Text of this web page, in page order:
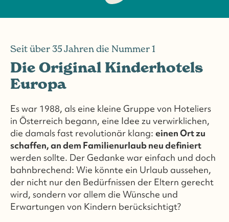
Seit über 35 Jahren die Nummer 1
Die Original Kinderhotels
Europa
Es war 1988, als eine kleine Gruppe von Hoteliers
in Österreich begann, eine Idee zu verwirklichen,
die damals fast revolutionär klang: einen Ort zu
schaffen, an dem Familienurlaub neu definiert
werden sollte. Der Gedanke war einfach und doch
bahnbrechend: Wie könnte ein Urlaub aussehen,
der nicht nur den Bedürfnissen der Eltern gerecht
wird, sondern vor allem die Wünsche und
Erwartungen von Kindern berücksichtigt?